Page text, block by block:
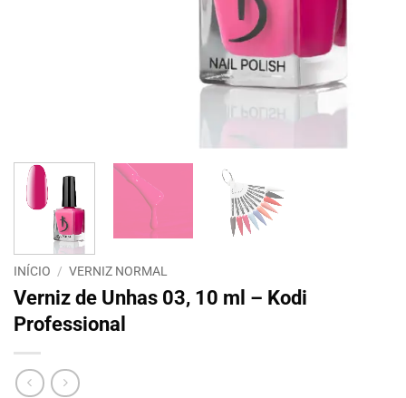
INÍCIO / VERNIZ NORMAL
Verniz de Unhas 03, 10 ml – Kodi
Professional